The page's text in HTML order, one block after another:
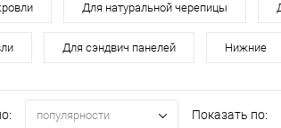
Для натуральной черепицы
Для сэндвич панелей Нижние
популярности Показать по: